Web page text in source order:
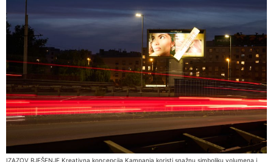
IZAZOV RJEŠENJE Kreativna koncepcija Kampanja koristi snažnu simboliku volumena i